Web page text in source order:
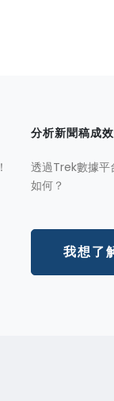
分析新聞稿成效
透過Trek數據平
如何？
我想了